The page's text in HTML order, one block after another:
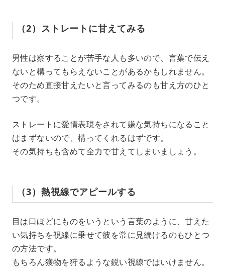
（2）ストレートに甘えてみる
男性は察することが苦手な人も多いので、言葉で伝え
ないと構ってもらえないことがあるかもしれません。
そのため直接甘えたいと言ってみるのも甘え方のひと
つです。
ストレートに愛情表現をされて嫌な気持ちになること
はまずないので、構ってくれるはずです。
その気持ちも含めて全力で甘えてしまいましょう。
（3）熱視線でアピールする
目は口ほどにものをいうという言葉のように、甘えた
い気持ちを視線に乗せて彼を常に見続けるのもひとつ
の方法です。
もちろん獲物を狩るような鋭い視線ではいけません。